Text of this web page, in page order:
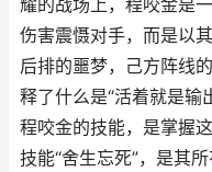
耀的战场上，程咬金是
伤害震慑对手，而是以
后排的噩梦，己方阵线
释了什么是“活着就是输
程咬金的技能，是掌握
技能“舍生忘死”，是其